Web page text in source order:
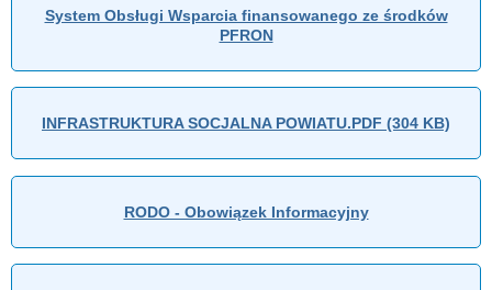
System Obsługi Wsparcia finansowanego ze środków
PFRON
INFRASTRUKTURA SOCJALNA POWIATU.PDF (304 KB)
RODO - Obowiązek Informacyjny